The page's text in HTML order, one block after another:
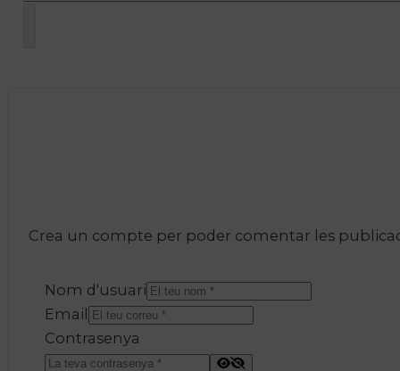
Crea un compte per poder comentar les
Nom d'usuari
Email
Contrasenya